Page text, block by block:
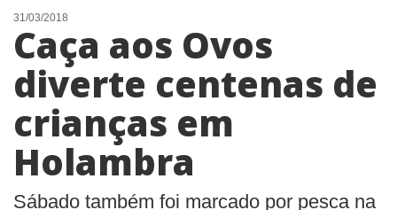
NOTÍCIAS
LISTA DIGITAL
TELEFONES ÚTEIS
ANUNCIE
31/03/2018
Caça aos Ovos
diverte centenas de
crianças em
Holambra
Sábado também foi marcado por pesca na